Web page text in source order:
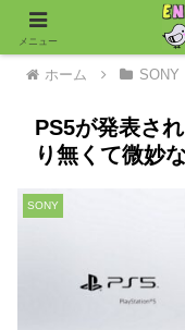
ホーム SONY
PS5が発表さ
り無くて微妙
SONY
メニュー